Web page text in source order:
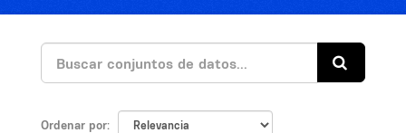
Ordenar por